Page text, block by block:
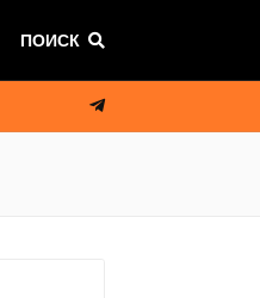
ПОИСК